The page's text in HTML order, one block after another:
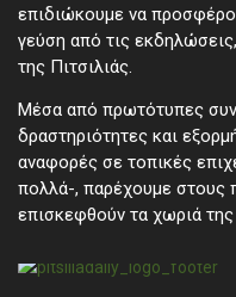
επιδιώκουμε να
γεύση από τις
της Πιτσιλιάς.
Μέσα από πρωτότυπες
δραστηριότητες και
αναφορές σε τοπικές
πολλά-, παρέχουμε στους
επισκεφθούν τα χωριά της